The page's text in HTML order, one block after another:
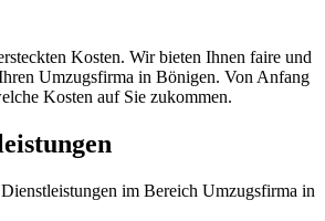
Kosten. Wir bieten Ihnen faire und
Umzugsfirma in Bönigen. Von Anfang
Kosten auf Sie zukommen.
im Bereich Umzugsfirma in